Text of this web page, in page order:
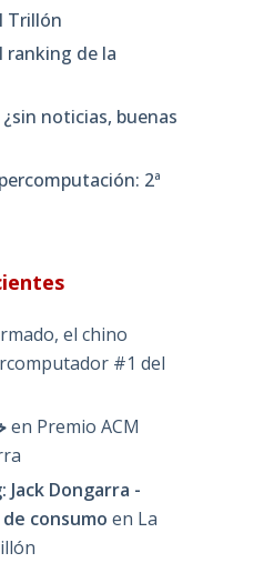
Trillón
ranking de la
noticias, buenas
2ª
el chino
#1 del
en Premio ACM
Jack Dongarra -
consumo en La